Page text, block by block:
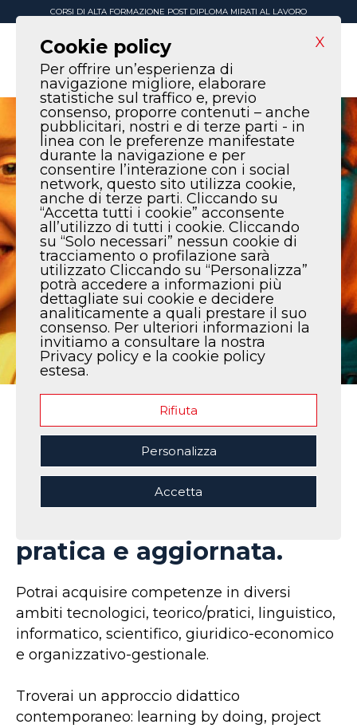
CORSI DI ALTA FORMAZIONE POST DIPLOMA MIRATI AL LAVORO
Perchè scegliere ITS La Spezia
ITS Academy La Spezia ti
offre una formazione
pratica e aggiornata.
Potrai acquisire competenze in diversi
ambiti tecnologici, teorico/pratici, linguistico,
informatico, scientifico, giuridico-economico
e organizzativo-gestionale.
Troverai un approccio didattico
contemporaneo: learning by doing, project
X
Cookie policy
Per offrire un’esperienza di
navigazione migliore, elaborare
statistiche sul traffico e, previo
consenso, proporre contenuti – anche
pubblicitari, nostri e di terze parti - in
linea con le preferenze manifestate
durante la navigazione e per
consentire l’interazione con i social
network, questo sito utilizza cookie,
anche di terze parti. Cliccando su
“Accetta tutti i cookie” acconsente
all’utilizzo di tutti i cookie. Cliccando
su “Solo necessari” nessun cookie di
tracciamento o profilazione sarà
utilizzato Cliccando su “Personalizza”
potrà accedere a informazioni più
dettagliate sui cookie e decidere
analiticamente a quali prestare il suo
consenso. Per ulteriori informazioni la
invitiamo a consultare la nostra
Privacy policy e la cookie policy
estesa.
Rifiuta
Personalizza
Accetta